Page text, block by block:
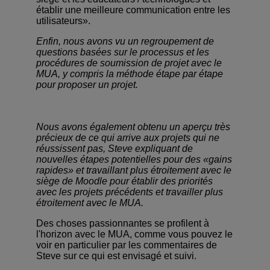
établir une meilleure communication entre les
utilisateurs».
Enfin, nous avons vu un regroupement de
questions basées sur le processus et les
procédures de soumission de projet avec le
MUA, y compris la méthode étape par étape
pour proposer un projet.
Nous avons également obtenu un aperçu très
précieux de ce qui arrive aux projets qui ne
réussissent pas, Steve expliquant de
nouvelles étapes potentielles pour des «gains
rapides» et travaillant plus étroitement avec le
siège de Moodle pour établir des priorités
avec les projets précédents et travailler plus
étroitement avec le MUA.
Des choses passionnantes se profilent à
l'horizon avec le MUA, comme vous pouvez le
voir en particulier par les commentaires de
Steve sur ce qui est envisagé et suivi.